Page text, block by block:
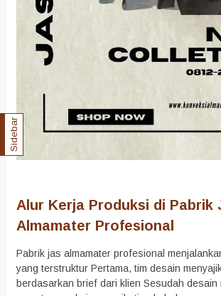
Alur Kerja Produksi di Pabrik
Almamater Profesional
Pabrik jas almamater profesional
yang terstruktur Pertama, tim desain
berdasarkan brief dari klien Sesudah desain
Sidebar